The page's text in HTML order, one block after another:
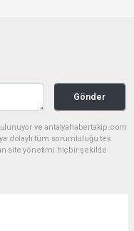
Gönder
ve antalyahabertakip.com
dolaylı tüm sorumluluğu tek
site yönetimi hiçbir şekilde